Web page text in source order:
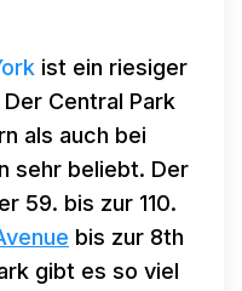
ist ein riesiger
Central Park
als auch bei
sehr beliebt. Der
59. bis zur 110.
bis zur 8th
gibt es so viel